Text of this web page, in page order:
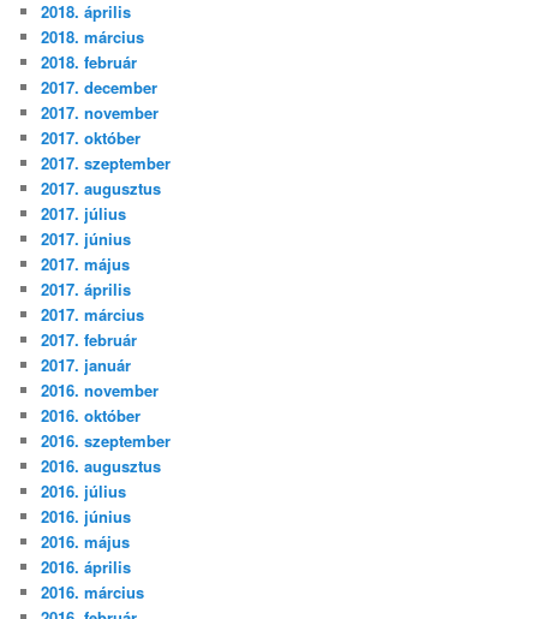
2018. április
2018. március
2018. február
2017. december
2017. november
2017. október
2017. szeptember
2017. augusztus
2017. július
2017. június
2017. május
2017. április
2017. március
2017. február
2017. január
2016. november
2016. október
2016. szeptember
2016. augusztus
2016. július
2016. június
2016. május
2016. április
2016. március